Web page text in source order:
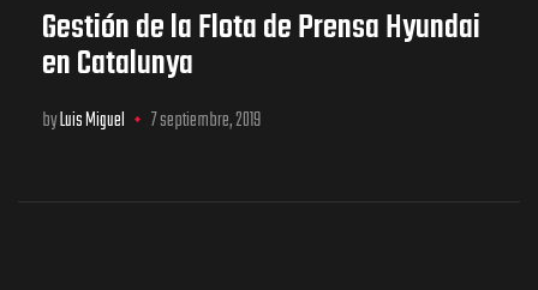
Gestión de la Flota de Prensa Hyundai
en Catalunya
byLuis Miguel 7 septiembre, 2019